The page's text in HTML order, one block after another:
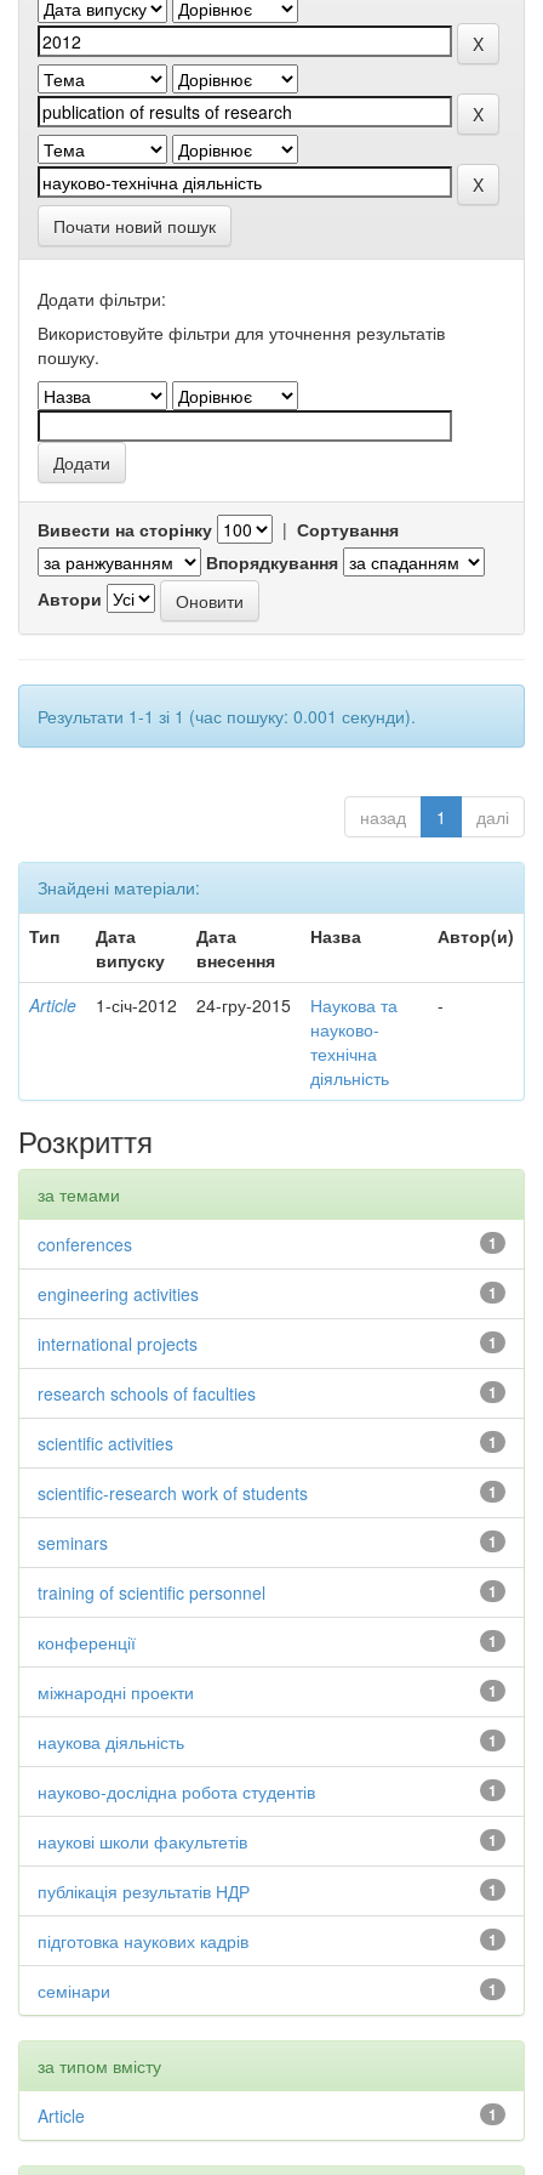
Почати новий пошук
Додати фільтри:
Використовуйте фільтри для уточнення результатів
пошуку.
Вивести на сторінку | Сортування
Впорядкування
Автори
Результати 1-1 зі 1 (час пошуку: 0.001 секунди).
назад 1 далі
Знайдені матеріали:
Тип
Дата
випуску
Дата
внесення
Назва Автор(и)
Article 1-січ-2012 24-гру-2015
Наукова та
науково-
технічна
діяльність
-
Розкриття
за темами
1
conferences
1
engineering activities
1
international projects
1
research schools of faculties
1
scientific activities
1
scientific-research work of students
1
seminars
1
training of scientific personnel
1
конференції
1
міжнародні проекти
1
наукова діяльність
1
науково-дослідна робота студентів
1
наукові школи факультетів
1
публікація результатів НДР
1
підготовка наукових кадрів
1
семінари
за типом вмісту
1
Article